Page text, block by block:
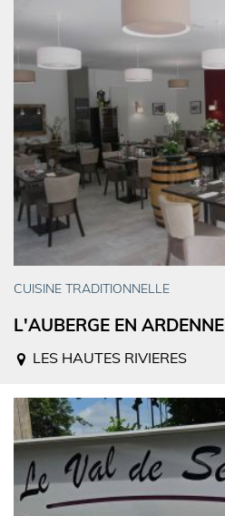
CUISINE TRADITIONNELLE
L'AUBERGE EN ARDENNE
LES HAUTES RIVIERES